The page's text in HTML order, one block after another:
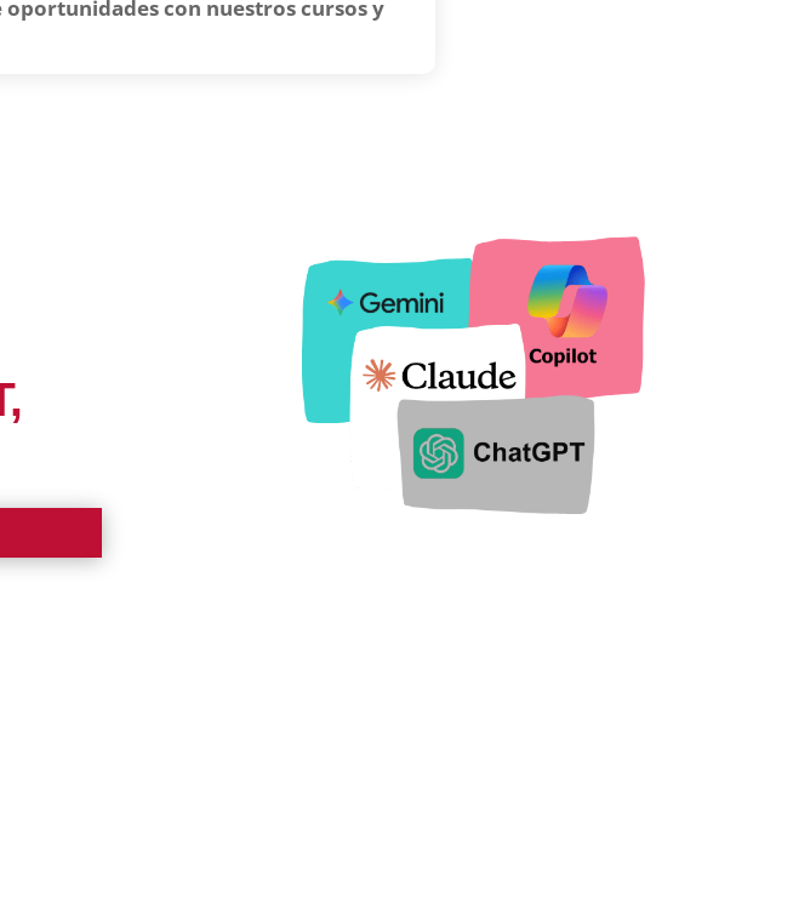
con nuestros cursos y